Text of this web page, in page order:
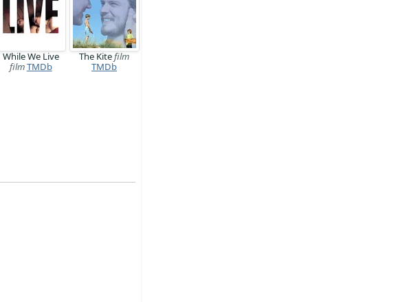
While We Live
filmTMDb
The Kitefilm
TMDb